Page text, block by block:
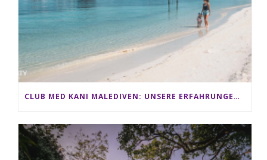
CLUB MED KANI MALEDIVEN: UNSERE ERFAHRUNGEN IM ALL-INCLUSIVE PARADIES